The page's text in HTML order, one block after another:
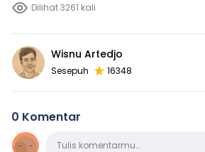
Dilihat 3261 kali
Wisnu Artedjo
Sesepuh 16348
0 Komentar
KomentarTulis komentarmu…